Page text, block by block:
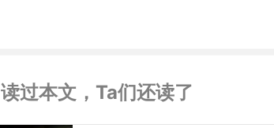
读过本文，Ta们还读了